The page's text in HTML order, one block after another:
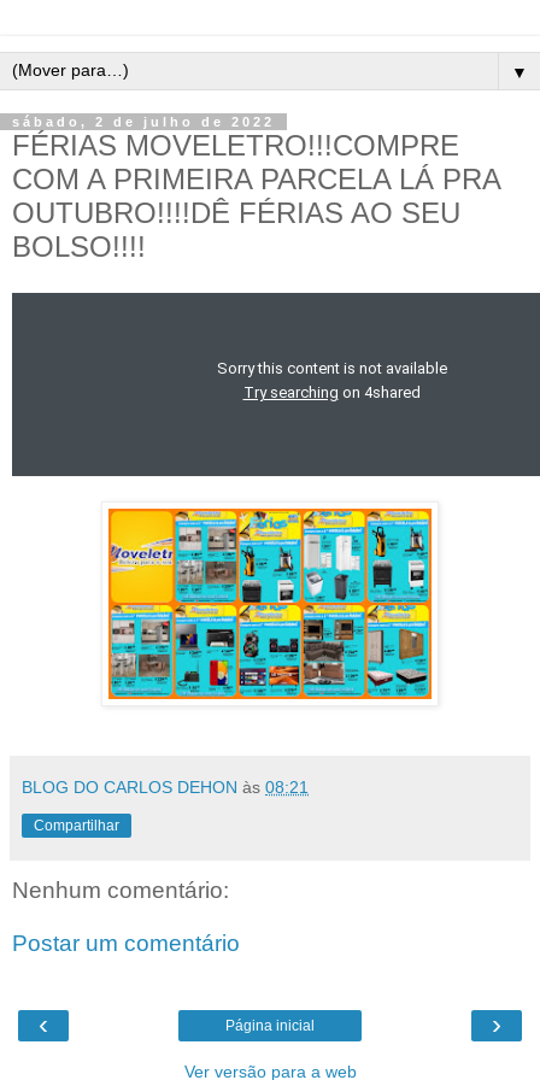
▼
sábado, 2 de julho de 2022
FÉRIAS MOVELETRO!!!COMPRE
COM A PRIMEIRA PARCELA LÁ PRA
OUTUBRO!!!!DÊ FÉRIAS AO SEU
BOLSO!!!!
BLOG DO CARLOS DEHON às 08:21
Compartilhar
Nenhum comentário:
Postar um comentário
‹ ›
Página inicial
Ver versão para a web